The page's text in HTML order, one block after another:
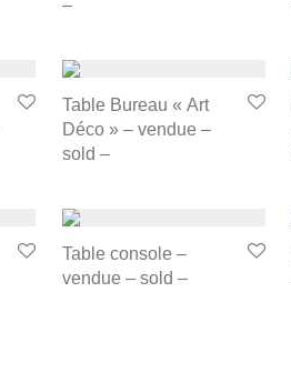
–
Table Bureau « Art
Déco » – vendue –
sold –
Table console –
vendue – sold –